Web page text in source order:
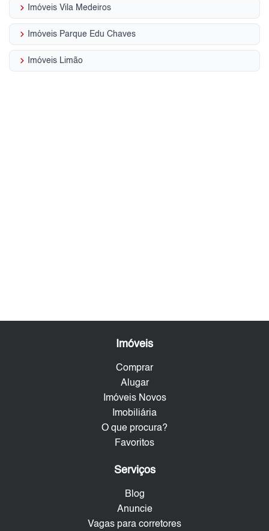
keyboard_arrow_right Imóveis Vila Medeiros
keyboard_arrow_right Imóveis Parque Edu Chaves
keyboard_arrow_right Imóveis Limão
Imóveis
Comprar
Alugar
Imóveis Novos
Imobiliária
O que procura?
Favoritos
Serviços
Blog
Anuncie
Vagas para corretores